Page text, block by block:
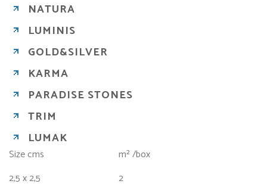
NATURA
LUMINIS
GOLD&SILVER
KARMA
PARADISE STONES
TRIM
LUMAK
Size cms
m² /box
2,5 x 2,5
2